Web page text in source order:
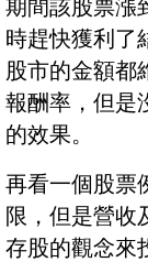
期間該股票漲
時趕快獲利了
股市的金額都
報酬率，但是
的效果。
再看一個股票
限，但是營收
存股的觀念來